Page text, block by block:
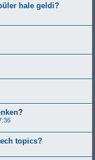
hale geldi?
topics?